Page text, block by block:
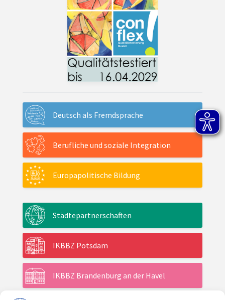
Deutsch als Fremdsprache
Berufliche und soziale Integration
Europapolitische Bildung
Städtepartnerschaften
IKBBZ Potsdam
IKBBZ Brandenburg an der Havel